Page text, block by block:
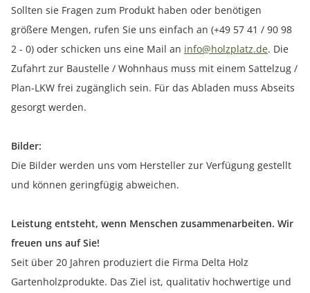
Sollten sie Fragen zum Produkt haben oder benötigen
größere Mengen, rufen Sie uns einfach an (+49 57 41 / 90 98
2 - 0) oder schicken uns eine Mail an info@holzplatz.de. Die
Zufahrt zur Baustelle / Wohnhaus muss mit einem Sattelzug /
Plan-LKW frei zugänglich sein. Für das Abladen muss Abseits
gesorgt werden.
Bilder:
Die Bilder werden uns vom Hersteller zur Verfügung gestellt
und können geringfügig abweichen.
Leistung entsteht, wenn Menschen zusammenarbeiten. Wir
freuen uns auf Sie!
Seit über 20 Jahren produziert die Firma Delta Holz
Gartenholzprodukte. Das Ziel ist, qualitativ hochwertige und